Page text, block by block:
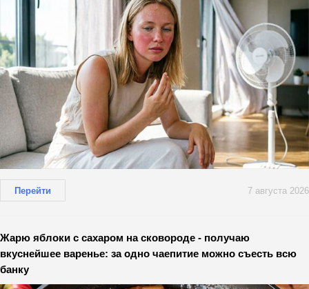
Перейти 7 августа 2026
Жарю яблоки с сахаром на сковороде - получаю
вкуснейшее варенье: за одно чаепитие можно съесть всю
банку